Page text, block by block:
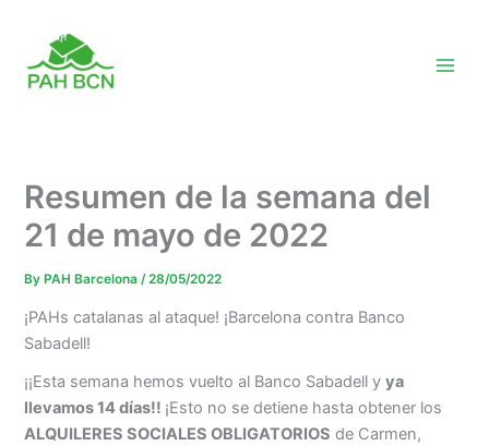
content
Resumen de la semana del
21 de mayo de 2022
By PAH Barcelona/28/05/2022
¡PAHs catalanas al ataque! ¡Barcelona contra Banco
Sabadell!
¡¡Esta semana hemos vuelto al Banco Sabadell yya
llevamos 14 días!! ¡Esto no se detiene hasta obtener los
ALQUILERES SOCIALES OBLIGATORIOS de Carmen,